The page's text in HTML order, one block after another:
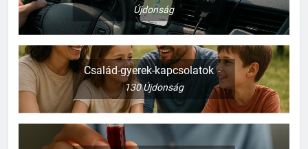
Újdonság
Család-gyerek-kapcsolatok
130Újdonság